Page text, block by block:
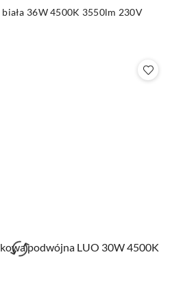
36W 4500K 3550lm 230V